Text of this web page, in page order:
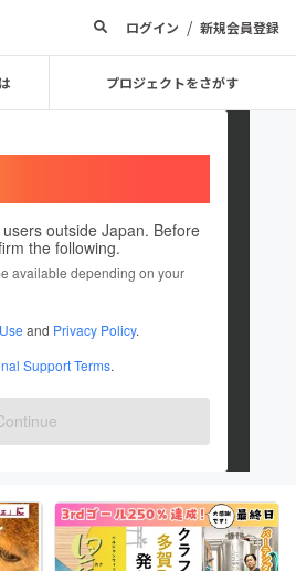
ログイン / 新規会員登録
プロジェクトをさがす
outside Japan. Before
the following.
available depending on your
and Privacy Policy.
Support Terms.